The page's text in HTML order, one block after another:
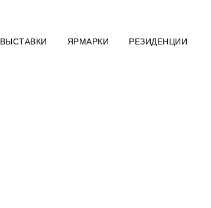
ВЫСТАВКИ ЯРМАРКИ РЕЗИДЕНЦИИ